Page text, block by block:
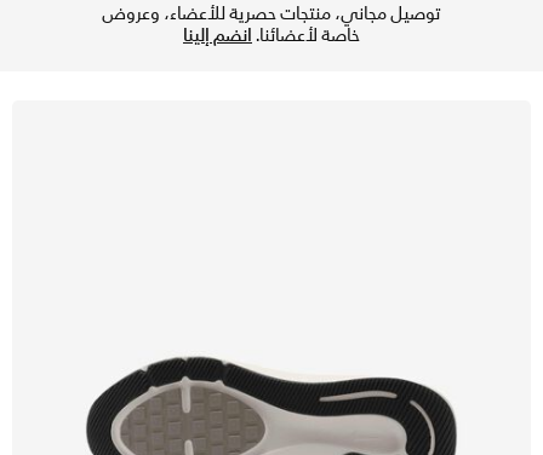
توصيل مجاني، منتجات حصرية للأعضاء، وعروض
خاصة لأعضائنا.انضم إلينا